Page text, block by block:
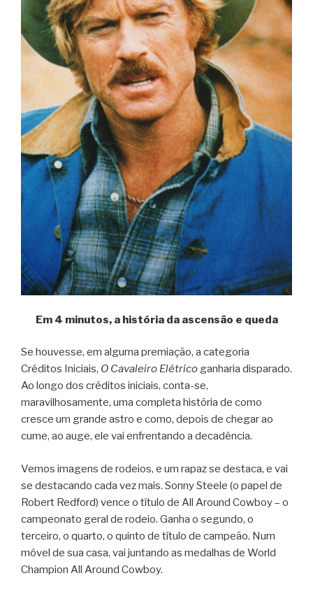
Em 4 minutos, a história da ascensão e queda
Se houvesse, em alguma premiação, a categoria
Créditos Iniciais, O Cavaleiro Elétrico ganharia disparado.
Ao longo dos créditos iniciais, conta-se,
maravilhosamente, uma completa história de como
cresce um grande astro e como, depois de chegar ao
cume, ao auge, ele vai enfrentando a decadência.
Vemos imagens de rodeios, e um rapaz se destaca, e vai
se destacando cada vez mais. Sonny Steele (o papel de
Robert Redford) vence o título de All Around Cowboy – o
campeonato geral de rodeio. Ganha o segundo, o
terceiro, o quarto, o quinto de título de campeão. Num
móvel de sua casa, vai juntando as medalhas de World
Champion All Around Cowboy.